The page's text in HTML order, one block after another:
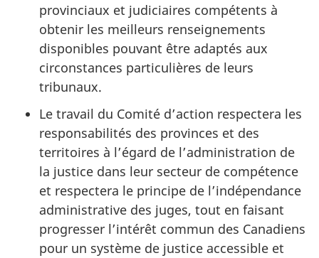
provinciaux et judiciaires compétents à
obtenir les meilleurs renseignements
disponibles pouvant être adaptés aux
circonstances particulières de leurs
tribunaux.
Le travail du Comité d’action respectera les
responsabilités des provinces et des
territoires à l’égard de l’administration de
la justice dans leur secteur de compétence
et respectera le principe de l’indépendance
administrative des juges, tout en faisant
progresser l’intérêt commun des Canadiens
pour un système de justice accessible et